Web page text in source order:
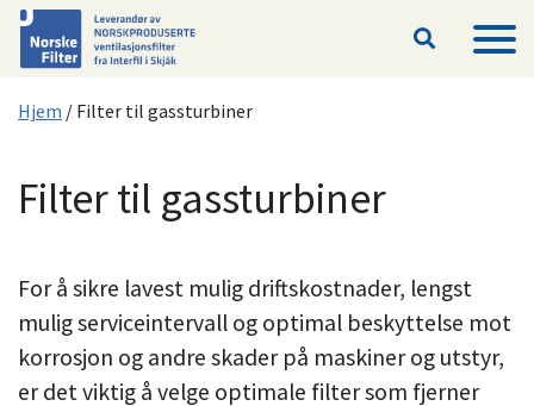
Hjem / Filter til gassturbiner
Filter til gassturbiner
For å sikre lavest mulig driftskostnader, lengst
mulig serviceintervall og optimal beskyttelse mot
korrosjon og andre skader på maskiner og utstyr,
er det viktig å velge optimale filter som fjerner